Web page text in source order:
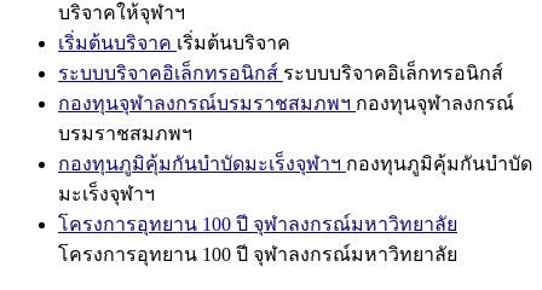
บริจาคให้จุฬาฯ
เริ่มต้นบริจาค เริ่มต้นบริจาค
ระบบบริจาคอิเล็กทรอนิกส์ ระบบบริจาคอิเล็กทรอนิกส์
กองทุนจุฬาลงกรณ์บรมราชสมภพฯ กองทุนจุฬาลงกรณ์
บรมราชสมภพฯ
กองทุนภูมิคุ้มกันบำบัดมะเร็งจุฬาฯ กองทุนภูมิคุ้มกันบำบัด
มะเร็งจุฬาฯ
โครงการอุทยาน 100 ปี จุฬาลงกรณ์มหาวิทยาลัย
โครงการอุทยาน 100 ปี จุฬาลงกรณ์มหาวิทยาลัย